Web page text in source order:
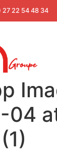
27 22 54 48 34
04